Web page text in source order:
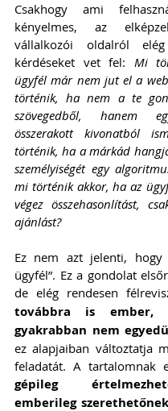
Csakhogy ami
kényelmes, az
vállalkozói oldalról
kérdéseket vet fel: Mi
ügyfél már nem jut el a
történik, ha nem a te
szövegedből, hanem
összerakott kivonatból
történik, ha a márkád
személyiségét egy
mi történik akkor, ha az
végez összehasonlítást,
ajánlást?
Ez nem azt jelenti,
ügyfél”. Ez a gondolat
de elég rendesen
továbbra is ember,
gyakrabban nem
ez alapjaiban változtatja
gépileg
emberileg szerethetőnek